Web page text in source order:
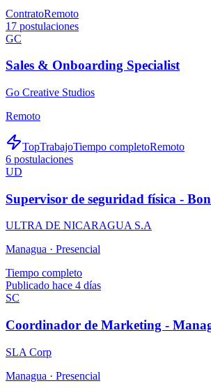
ContratoRemoto
17 postulaciones
GC
Sales & Onboarding Specialist
Go Creative Studios
Remoto
TopTrabajoTiempo completoRemoto
6 postulaciones
UD
Supervisor de seguridad física -
ULTRA DE NICARAGUA S.A
Managua · Presencial
Tiempo completo
Publicado hace 4 días
SC
Coordinador de Marketing -
SLA Corp
Managua · Presencial